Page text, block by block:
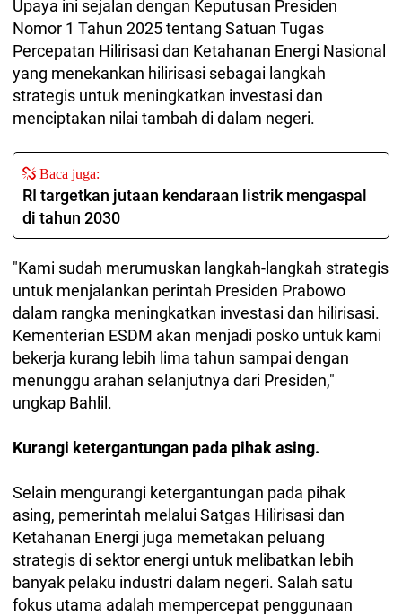
Upaya ini sejalan dengan Keputusan Presiden
Nomor 1 Tahun 2025 tentang Satuan Tugas
Percepatan Hilirisasi dan Ketahanan Energi Nasional
yang menekankan hilirisasi sebagai langkah
strategis untuk meningkatkan investasi dan
menciptakan nilai tambah di dalam negeri.
Baca juga:
RI targetkan jutaan kendaraan listrik mengaspal
di tahun 2030
"Kami sudah merumuskan langkah-langkah strategis
untuk menjalankan perintah Presiden Prabowo
dalam rangka meningkatkan investasi dan hilirisasi.
Kementerian ESDM akan menjadi posko untuk kami
bekerja kurang lebih lima tahun sampai dengan
menunggu arahan selanjutnya dari Presiden,"
ungkap Bahlil.
Kurangi ketergantungan pada pihak asing.
Selain mengurangi ketergantungan pada pihak
asing, pemerintah melalui Satgas Hilirisasi dan
Ketahanan Energi juga memetakan peluang
strategis di sektor energi untuk melibatkan lebih
banyak pelaku industri dalam negeri. Salah satu
fokus utama adalah mempercepat penggunaan